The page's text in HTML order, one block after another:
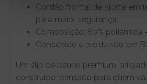
Cordão frontal de ajuste em
para maior segurança;
Composição: 80% poliamida
Concebido e produzido em
Um slip de banho premium,
construído, pensado para quem